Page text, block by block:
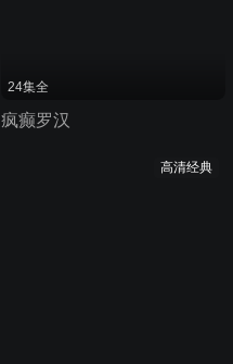
24集全
疯癫罗汉
高清经典